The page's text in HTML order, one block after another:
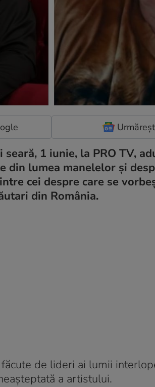
1 iunie, la PRO TV,
din lumea manelelor și
cei despre care se
din România.
de lideri ai lumii
a artistului.